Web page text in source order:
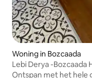
Woning in Bozcaada
Lebi Derya -Bozcaada
5 minuten afstand van
Ontspan met het hele